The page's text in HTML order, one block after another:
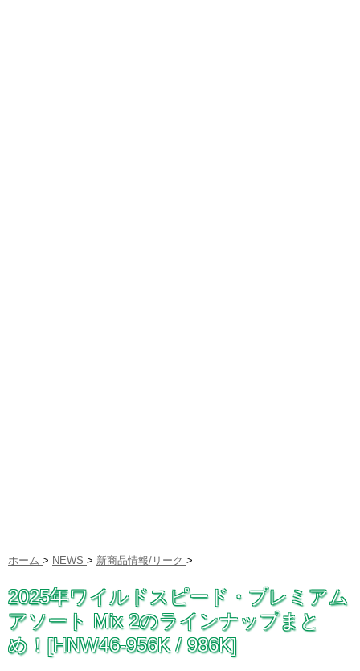
ホーム > NEWS > 新商品情報/リーク >
2025年ワイルドスピード・プレミアム
アソート Mix 2のラインナップまと
め！[HNW46-956K / 986K]